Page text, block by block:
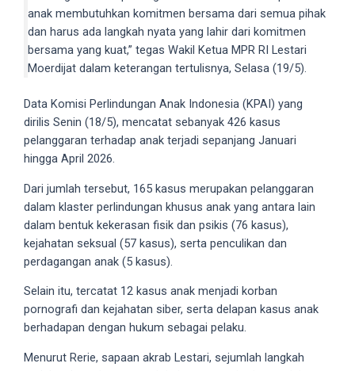
working
days.
You
can
also
use
embed
code
share
anak membutuhkan komitmen bersama dari semua pihak
dan harus ada langkah nyata yang lahir dari komitmen
bersama yang kuat,” tegas Wakil Ketua MPR RI Lestari
Moerdijat dalam keterangan tertulisnya, Selasa (19/5).
Data Komisi Perlindungan Anak Indonesia (KPAI) yang
dirilis Senin (18/5), mencatat sebanyak 426 kasus
pelanggaran terhadap anak terjadi sepanjang Januari
hingga April 2026.
Dari jumlah tersebut, 165 kasus merupakan pelanggaran
dalam klaster perlindungan khusus anak yang antara lain
dalam bentuk kekerasan fisik dan psikis (76 kasus),
kejahatan seksual (57 kasus), serta penculikan dan
perdagangan anak (5 kasus).
Selain itu, tercatat 12 kasus anak menjadi korban
pornografi dan kejahatan siber, serta delapan kasus anak
berhadapan dengan hukum sebagai pelaku.
Menurut Rerie, sapaan akrab Lestari, sejumlah langkah